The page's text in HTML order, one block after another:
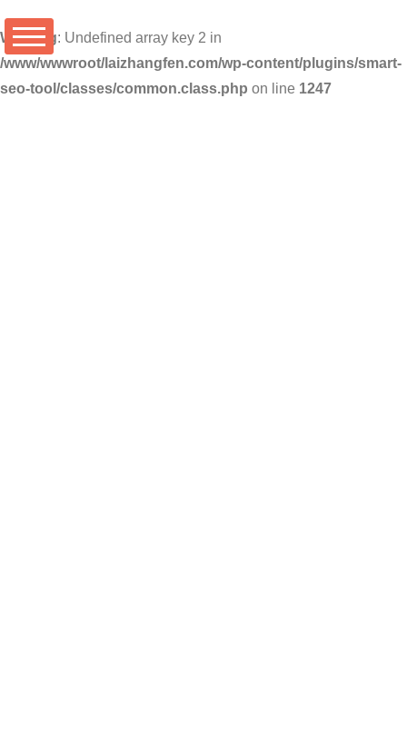
Warning: Undefined array key 2 in
/www/wwwroot/laizhangfen.com/wp-content/plugins/smart-
seo-tool/classes/common.class.php on line 1247